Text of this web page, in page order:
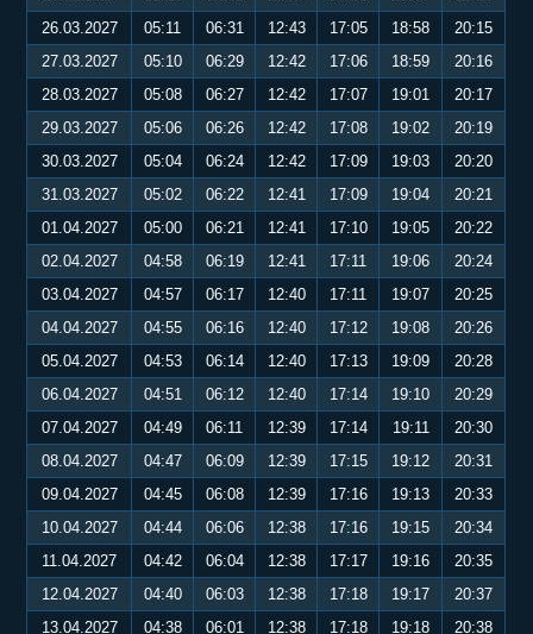
26.03.2027
05:11 06:31 12:43 17:05 18:58
20:15
27.03.2027
05:10 06:29 12:42 17:06 18:59
20:16
28.03.2027
05:08 06:27 12:42 17:07 19:01
20:17
29.03.2027
05:06 06:26 12:42 17:08 19:02
20:19
30.03.2027
05:04 06:24 12:42 17:09 19:03
20:20
31.03.2027
05:02 06:22 12:41 17:09 19:04
20:21
01.04.2027
05:00 06:21 12:41 17:10 19:05
20:22
02.04.2027
04:58 06:19 12:41 17:11 19:06
20:24
03.04.2027
04:57 06:17 12:40 17:11 19:07
20:25
04.04.2027
04:55 06:16 12:40 17:12 19:08
20:26
05.04.2027
04:53 06:14 12:40 17:13 19:09
20:28
06.04.2027
04:51 06:12 12:40 17:14 19:10
20:29
07.04.2027
04:49 06:11 12:39 17:14 19:11
20:30
08.04.2027
04:47 06:09 12:39 17:15 19:12
20:31
09.04.2027
04:45 06:08 12:39 17:16 19:13
20:33
10.04.2027
04:44 06:06 12:38 17:16 19:15
20:34
11.04.2027
04:42 06:04 12:38 17:17 19:16
20:35
12.04.2027
04:40 06:03 12:38 17:18 19:17
20:37
13.04.2027
04:38 06:01 12:38 17:18 19:18 20:38